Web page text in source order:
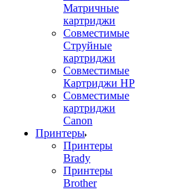
Матричные
картриджи
Совместимые
Струйные
картриджи
Совместимые
Картриджи HP
Совместимые
картриджи
Canon
Принтеры
Принтеры
Brady
Принтеры
Brother